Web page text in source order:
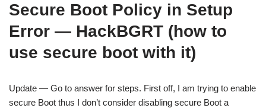
Secure Boot Policy in Setup
Error — HackBGRT (how to
use secure boot with it)
Update — Go to answer for steps. First off, I am trying to enable
secure Boot thus I don’t consider disabling secure Boot a